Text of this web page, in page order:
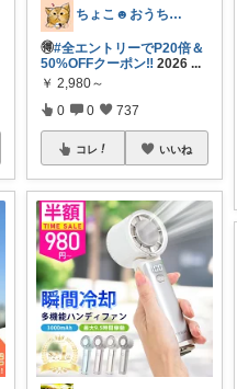
ちょこ☻おうち時間充実🏠アイテム
🉐#全エントリーでP20倍＆
50%OFFクーポン‼️ 2026 ...
￥ 2,980～
0 0 737
コレ いいね